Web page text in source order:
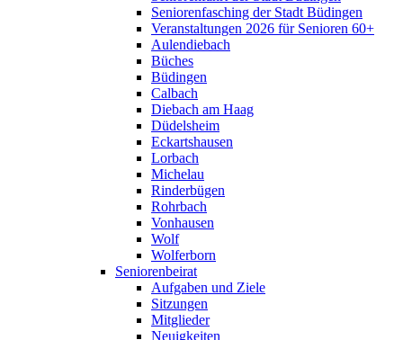
Seniorenfasching der Stadt Büdingen
Veranstaltungen 2026 für Senioren 60+
Aulendiebach
Büches
Büdingen
Calbach
Diebach am Haag
Düdelsheim
Eckartshausen
Lorbach
Michelau
Rinderbügen
Rohrbach
Vonhausen
Wolf
Wolferborn
Seniorenbeirat
Aufgaben und Ziele
Sitzungen
Mitglieder
Neuigkeiten